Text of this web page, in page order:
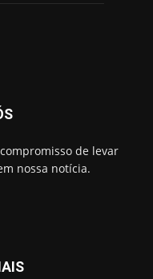
de levar
nossa notícia.